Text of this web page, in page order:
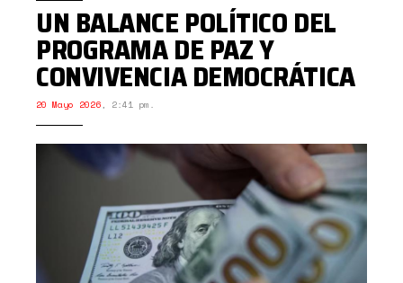
UN BALANCE POLÍTICO DEL
PROGRAMA DE PAZ Y
CONVIVENCIA DEMOCRÁTICA
20 Mayo 2026, 2:41 pm.